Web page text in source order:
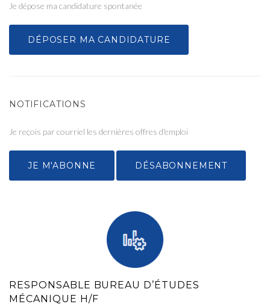
Je dépose ma candidature spontanée
DÉPOSER MA CANDIDATURE
NOTIFICATIONS
Je reçois par courriel les dernières offres d'emploi
JE M'ABONNE DÉSABONNEMENT
RESPONSABLE BUREAU D’ÉTUDES
MÉCANIQUE H/F